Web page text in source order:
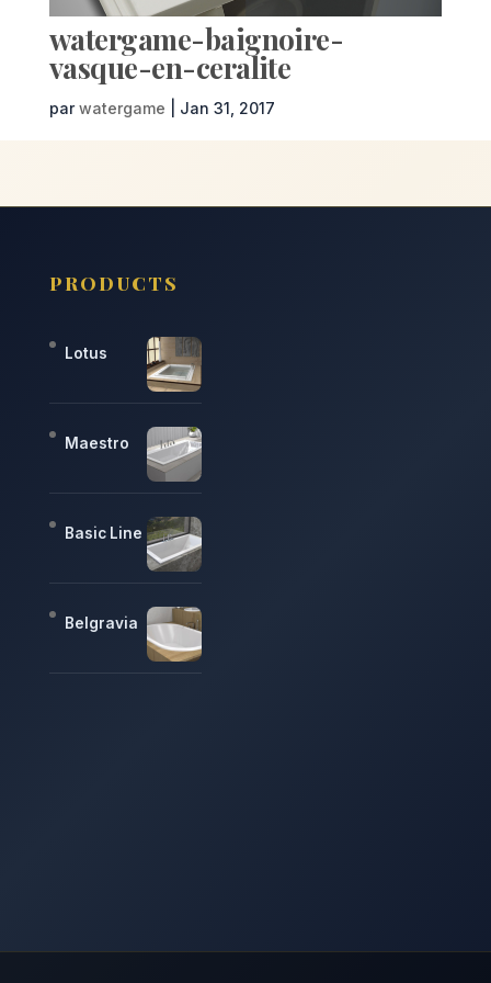
watergame-baignoire-
vasque-en-ceralite
parwatergame Jan 31, 2017
PRODUCTS
Lotus
Maestro
Basic Line
Belgravia